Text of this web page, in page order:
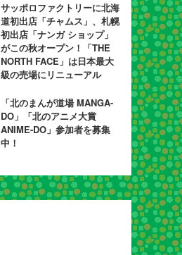
サッポロファクトリーに北海
道初出店「チャムス」、札幌
初出店「ナンガ ショップ」
がこの秋オープン！「THE
NORTH FACE」は日本最大
級の売場にリニューアル
「北のまんが道場 MANGA-
DO」「北のアニメ大賞
ANIME-DO」参加者を募集
中！